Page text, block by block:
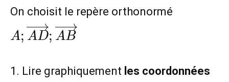
On choisit le repère orthonormé
A; AD; AB
1. Lire graphiquement les coordonnées